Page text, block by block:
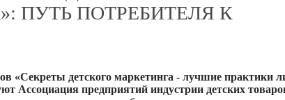
ПУТЬ ПОТРЕБИТЕЛЯ К
«Секреты детского маркетинга - лучшие практики
Ассоциация предприятий индустрии детских